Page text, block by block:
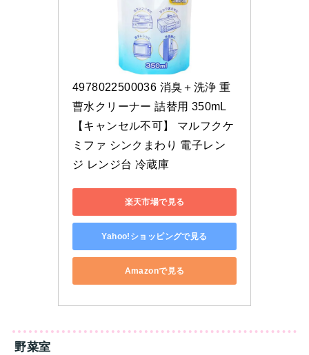
4978022500036 消臭＋洗浄 重
曹水クリーナー 詰替用 350mL
【キャンセル不可】 マルフクケ
ミファ シンクまわり 電子レン
ジ レンジ台 冷蔵庫
楽天市場で見る
Yahoo!ショッピングで見る
Amazonで見る
野菜室